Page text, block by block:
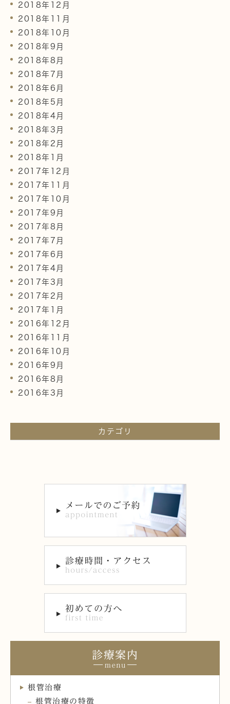
2018年12月
2018年11月
2018年10月
2018年9月
2018年8月
2018年7月
2018年6月
2018年5月
2018年4月
2018年3月
2018年2月
2018年1月
2017年12月
2017年11月
2017年10月
2017年9月
2017年8月
2017年7月
2017年6月
2017年4月
2017年3月
2017年2月
2017年1月
2016年12月
2016年11月
2016年10月
2016年9月
2016年8月
2016年3月
カテゴリ
診療案内
根管治療
根管治療の特徴